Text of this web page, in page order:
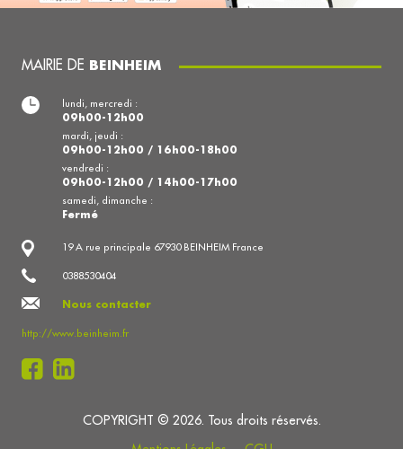
MAIRIE DE BEINHEIM
19 A rue principale 67930 BEINHEIM France
0388530404
Nous contacter
http://www.beinheim.fr
lundi, mercredi :
09h00-12h00
mardi, jeudi :
09h00-12h00 / 16h00-18h00
vendredi :
09h00-12h00 / 14h00-17h00
samedi, dimanche :
Fermé
COPYRIGHT © 2026. Tous droits réservés.